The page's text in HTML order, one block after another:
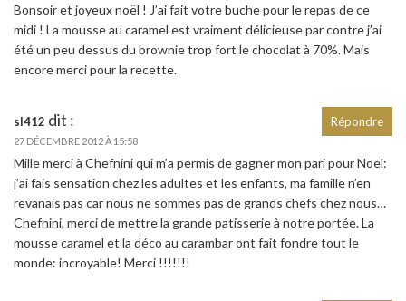
Bonsoir et joyeux noël ! J’ai fait votre buche pour le repas de ce
midi ! La mousse au caramel est vraiment délicieuse par contre j’ai
été un peu dessus du brownie trop fort le chocolat à 70%. Mais
encore merci pour la recette.
sl412 dit :
27 DÉCEMBRE 2012 À 15:58
Mille merci à Chefnini qui m’a permis de gagner mon pari pour Noel:
j’ai fais sensation chez les adultes et les enfants, ma famille n’en
revanais pas car nous ne sommes pas de grands chefs chez nous…
Chefnini, merci de mettre la grande patisserie à notre portée. La
mousse caramel et la déco au carambar ont fait fondre tout le
monde: incroyable! Merci !!!!!!!
Répondre